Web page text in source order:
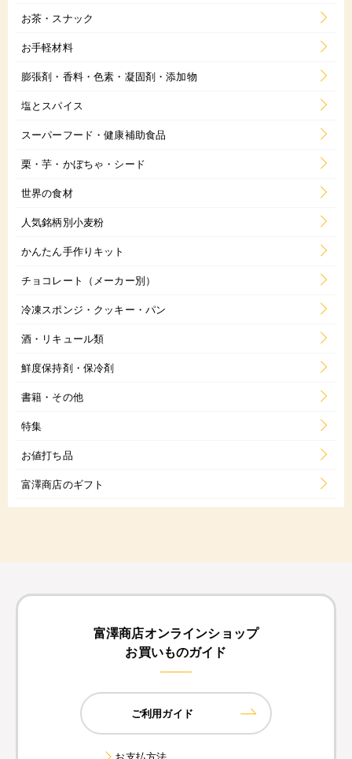
お茶・スナック
お手軽材料
膨張剤・香料・色素・凝固剤・添加物
塩とスパイス
スーパーフード・健康補助食品
栗・芋・かぼちゃ・シード
世界の食材
人気銘柄別小麦粉
かんたん手作りキット
チョコレート（メーカー別）
冷凍スポンジ・クッキー・パン
酒・リキュール類
鮮度保持剤・保冷剤
書籍・その他
特集
お値打ち品
富澤商店のギフト
富澤商店オンラインショップ
お買いものガイド
ご利用ガイド